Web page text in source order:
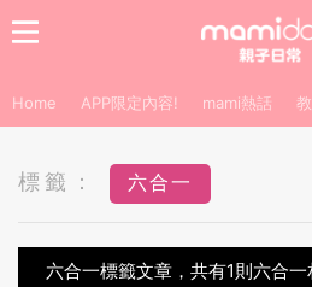
Home APP限定內容! mami熱話
標籤： 六合一
六合一標籤文章，共有1則六合